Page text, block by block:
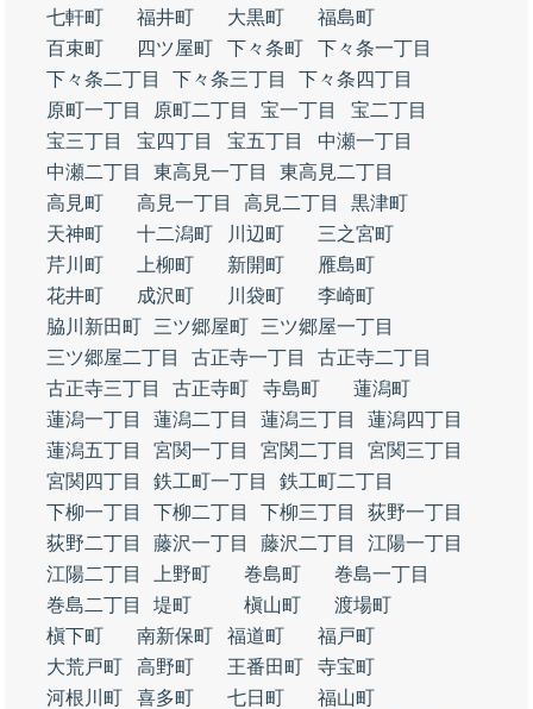
七軒町
福井町 大黒町
福島町
百束町
四ツ屋町 下々条町
下々条一丁目
下々条二丁目
下々条三丁目
下々条四丁目
原町一丁目
原町二丁目 宝一丁目
宝二丁目
宝三丁目
宝四丁目 宝五丁目
中瀬一丁目
中瀬二丁目
東高見一丁目
東高見二丁目
高見町
高見一丁目 高見二丁目
黒津町
天神町
十二潟町 川辺町
三之宮町
芹川町
上柳町 新開町
雁島町
花井町
成沢町 川袋町
李崎町
脇川新田町
三ツ郷屋町
三ツ郷屋一丁目
三ツ郷屋二丁目
古正寺一丁目
古正寺二丁目
古正寺三丁目
古正寺町 寺島町
蓮潟町
蓮潟一丁目
蓮潟二丁目 蓮潟三丁目
蓮潟四丁目
蓮潟五丁目
宮関一丁目 宮関二丁目
宮関三丁目
宮関四丁目
鉄工町一丁目
鉄工町二丁目
下柳一丁目
下柳二丁目 下柳三丁目
荻野一丁目
荻野二丁目
藤沢一丁目 藤沢二丁目
江陽一丁目
江陽二丁目
上野町 巻島町
巻島一丁目
巻島二丁目
堤町 槇山町
渡場町
槇下町
南新保町 福道町
福戸町
大荒戸町
高野町 王番田町
寺宝町
河根川町
喜多町 七日町
福山町